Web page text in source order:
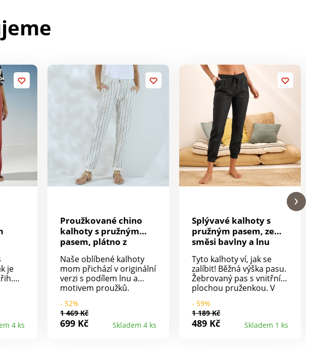
je
2
4 ks
Proužkované chino
kalhoty s pružným
pasem, plátno z
Naše oblíbené kalhoty
mom přichází v originální
verzi s podílem lnu a
motivem proužků.
pro letní sezónu.
Komfortní chino střih
volný na stehnech.
- 52%
1 469 Kč
699 Kč Skladem 4 ks
Splývavé kalhoty s
pružným pasem, ze
směsi bavlny a lnu
Tyto kalhoty ví, jak se
zalíbit! Běžná výška pasu.
Žebrovaný pas s vnitřní
plochou pruženkou. V
Vpředu 2 kapsy, vzadu 2
falešné kapsy s
paspulkou. Vpředu 2
- 59%
1 189 Kč
489 Kč Skladem 1 ks